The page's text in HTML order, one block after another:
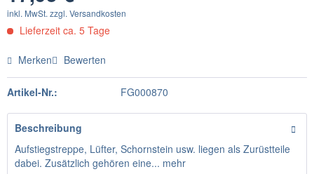
inkl. MwSt. zzgl. Versandkosten
Lieferzeit ca. 5 Tage
Merken Bewerten
Artikel-Nr.: FG000870
Beschreibung
Aufstiegstreppe, Lüfter, Schornstein usw. liegen als Zurüstteile
dabei. Zusätzlich gehören eine... mehr